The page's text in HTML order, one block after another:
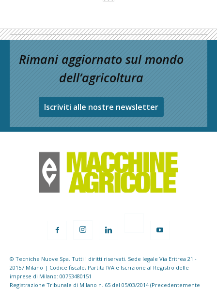
Rimani aggiornato sul mondo
dell’agricoltura
Iscriviti alle nostre newsletter
© Tecniche Nuove Spa. Tutti i diritti riservati. Sede legale Via Eritrea 21 -
20157 Milano | Codice fiscale, Partita IVA e Iscrizione al Registro delle
imprese di Milano: 00753480151
Registrazione Tribunale di Milano n. 65 del 05/03/2014 (Precedentemente